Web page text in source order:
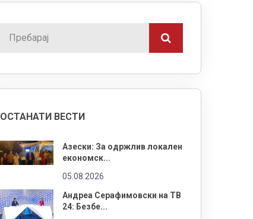
ОСТАНАТИ ВЕСТИ
Азески: За одржлив локален
економск...
05.08.2026
Андреа Серафимовски на ТВ
24: Безбе...